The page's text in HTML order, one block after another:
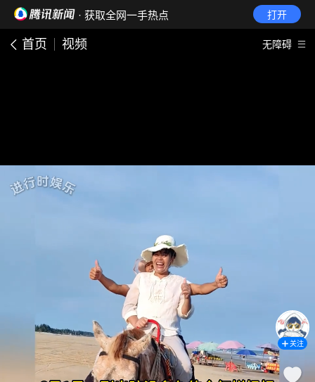
· 获取全网一手热点 打开
首页 视频 无障碍
关注